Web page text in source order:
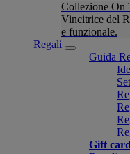
Collezione On
Vincitrice del
e funzionale.
Regali
Guida
Gift card